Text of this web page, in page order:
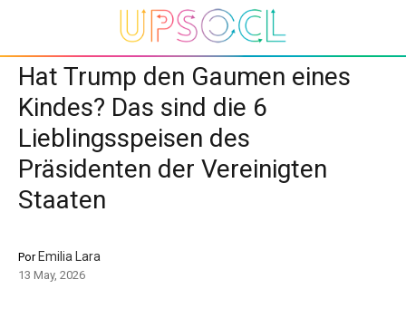
Hat Trump den Gaumen eines
Kindes? Das sind die 6
Lieblingsspeisen des
Präsidenten der Vereinigten
Staaten
Por Emilia Lara
13 May, 2026